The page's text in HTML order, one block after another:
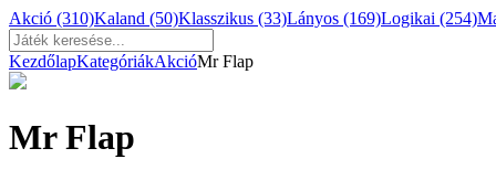
Akció (310)Kaland (50)Klasszikus (33)Lányos (169)Logikai (254)
KezdőlapKategóriákAkcióMr Flap
Mr Flap